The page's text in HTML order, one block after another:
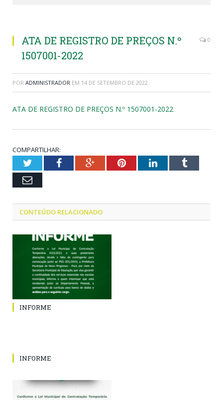
ATA DE REGISTRO DE PREÇOS N.º
1507001-2022
0
POR ADMINISTRADOR EM 14 DE SETEMBRO DE 2022
ATA DE REGISTRO DE PREÇOS N.º 1507001-2022
COMPARTILHAR:
TwitterFacebookGoogle+PinterestLinkedInTumblr
Email
CONTEÚDO RELACIONADO
INFORME
INFORME